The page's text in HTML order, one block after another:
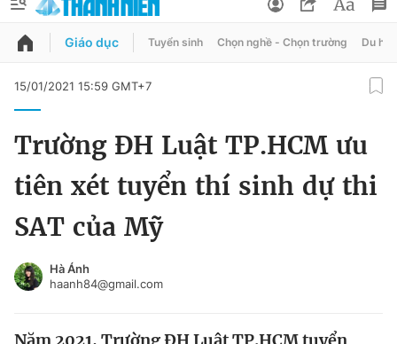
QUẢNG CÁO ĐẶT BÁO
Đổi mật khẩu
Tin đã lưu
Tin đã xem
Đăng xuất
Giáo dục Tuyển sinh Chọn nghề - Chọn trường Du học
15/01/2021 15:59 GMT+7
Trường ĐH Luật TP.HCM ưu
tiên xét tuyển thí sinh dự thi
SAT của Mỹ
Hà Ánh
haanh84@gmail.com